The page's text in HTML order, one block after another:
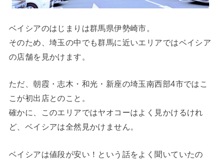
ベイシアのはじまりは群馬県伊勢崎市。
そのため、埼玉の中でも群馬に近いエリアではベイシア
の店舗を見かけます。
ただ、朝霞・志木・和光・新座の埼玉南西部4市ではこ
こが初出店とのこと。
確かに、このエリアではヤオコーはよく見かけるけれ
ど、ベイシアは全然見かけません。
ベイシアは値段が安い！という話をよく聞いていたの